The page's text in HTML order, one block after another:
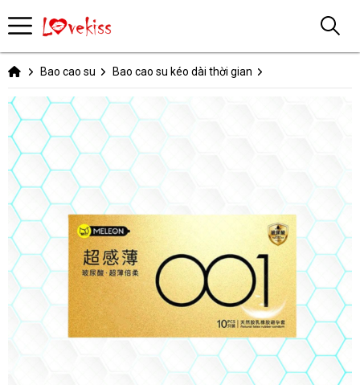
Bao cao su Bao cao su kéo dài thời gian